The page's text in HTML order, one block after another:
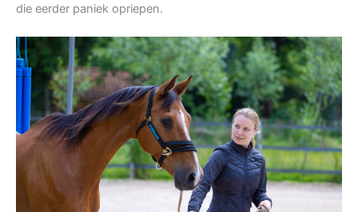
die eerder paniek opriepen.